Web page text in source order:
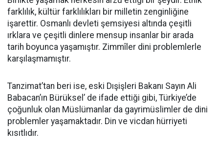
farklılık, kültür farklılıkları bir milletin zenginliğine
işarettir. Osmanlı devleti şemsiyesi altında çeşitli
ırklara ve çeşitli dinlere mensup insanlar bir arada
tarih boyunca yaşamıştır. Zimmîler dini problemlerle
karşılaşmamıştır.
Tanzimat’tan beri ise, eski Dışişleri Bakanı Sayın Ali
Babacan’ın Bürüksel’ de ifade ettiği gibi, Türkiye’de
çoğunluk olan Müslümanlar da gayrimüslimler de dini
problemler yaşamaktadır. Din ve vicdan hürriyeti
kısıtlıdır.